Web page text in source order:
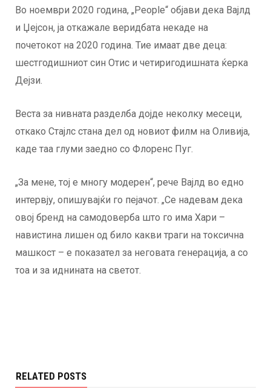
Во ноември 2020 година, „People“ објави дека Вајлд
и Џејсон, ја откажале веридбата некаде на
почетокот на 2020 година. Тие имаат две деца:
шестгодишниот син Отис и четиригодишната ќерка
Дејзи.
Веста за нивната разделба дојде неколку месеци,
откако Стајлс стана дел од новиот филм на Оливија,
каде таа глуми заедно со Флоренс Пуг.
„За мене, тој е многу модерен“, рече Вајлд во едно
интервју, опишувајќи го пејачот. „Се надевам дека
овој бренд на самодоверба што го има Хари –
навистина лишен од било какви траги на токсична
машкост – е показател за неговата генерација, а со
тоа и за иднината на светот.
RELATED POSTS